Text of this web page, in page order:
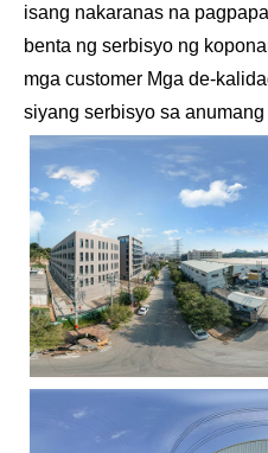
isang nakaranas na
benta ng serbisyo ng
mga customer Mga de-
siyang serbisyo sa anumang